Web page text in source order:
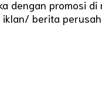
dengan promosi
iklan/ berita